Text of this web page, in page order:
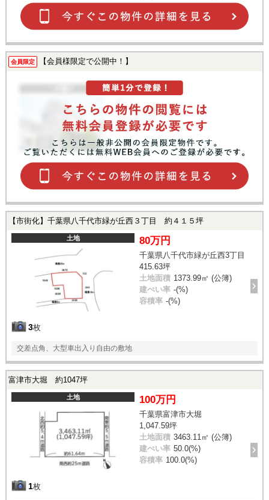
会員限定 【会員様限定で公開中！】
【市街化】千葉県八千代市緑が丘西３丁目 約４１５坪
土地
3枚
80万円
千葉県八千代市緑が丘西3丁目
415.63坪
土地面積 1373.99㎡ (公簿)
建ぺい率 -(%)
容積率 -(%)
交差点角、大型車出入り自由の敷地
富津市大堀 約1047坪
土地
1枚
100万円
千葉県富津市大堀
1,047.59坪
土地面積 3463.11㎡ (公簿)
建ぺい率 50.0(%)
容積率 100.0(%)